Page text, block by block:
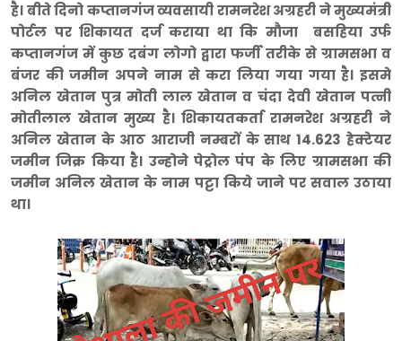
है। बीते दिनो कप्तानगंज व्यवसायी रामनरेश अग्रहरी ने मुख्यमंत्री
पोर्टल पर शिकायत दर्ज कराया था कि मौजा बसहिया उर्फ
कप्तानगंज में कुछ दबंग लोगो द्वारा फर्जी तरीके से ग्रामसभा व
बंजर की जमीन अपने नाम से करा लिया गया गया है। इसमे
अनिल खेतान पुत्र मोती लाल खेतान व चंदा देवी खेतान पत्नी
मोतीलाल खेतान मुख्य है। शिकायतकर्ता रामनरेश अग्रहरी ने
अनिल खेतान के आठ आराजी नम्बरों के साथ 14.623 हेक्टेयर
जमीन जिक्र किया है। उन्होने पेट्रोल पंप के लिए ग्रामसभा की
जमीन अनिल खेतान के नाम पट्टा किये जाने पर सवाल उठाया
था।